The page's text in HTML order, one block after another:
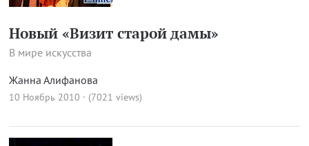
Новый «Визит старой дамы»
В мире искусства
Жанна Алифанова
10 Ноябрь 2010 · (7021 views)